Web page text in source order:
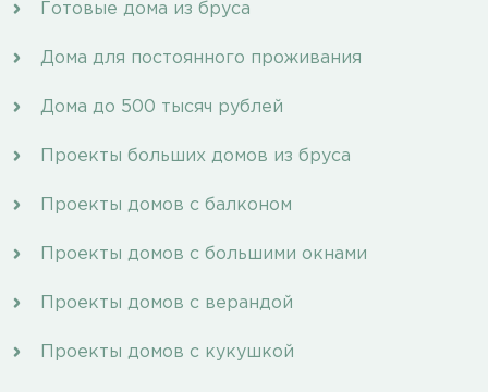
Готовые дома из бруса
Дома для постоянного проживания
Дома до 500 тысяч рублей
Проекты больших домов из бруса
Проекты домов с балконом
Проекты домов с большими окнами
Проекты домов с верандой
Проекты домов с кукушкой